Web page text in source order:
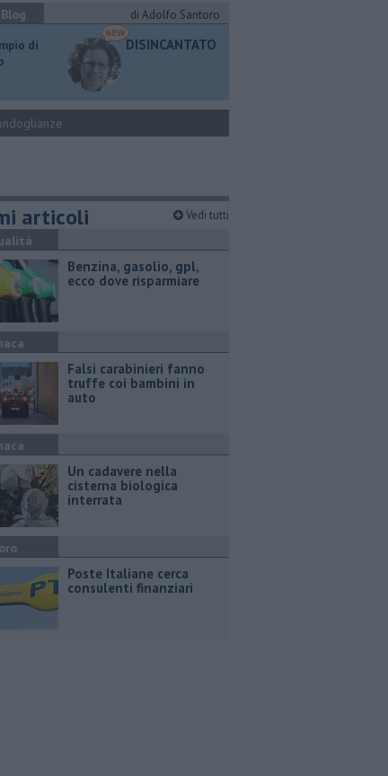
di Adolfo Santoro
di
DISINCANTATO
articoli Vedi tutti
​Benzina, gasolio, gpl,
ecco dove risparmiare
Falsi carabinieri fanno
truffe coi bambini in
auto
Un cadavere nella
cisterna biologica
interrata
Poste Italiane cerca
consulenti finanziari